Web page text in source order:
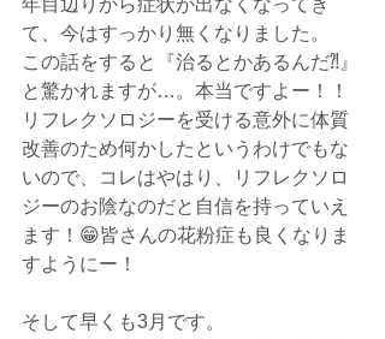
年目辺りから症状が出なくなってき
て、今はすっかり無くなりました。
この話をすると『治るとかあるんだ⁈』
と驚かれますが…。本当ですよー！！
リフレクソロジーを受ける意外に体質
改善のため何かしたというわけでもな
いので、コレはやはり、リフレクソロ
ジーのお陰なのだと自信を持っていえ
ます！😁皆さんの花粉症も良くなりま
すようにー！
そして早くも3月です。